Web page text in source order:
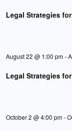
Legal Strategies for
August 22 @ 1:00 pm-
Legal Strategies for
October 2 @ 4:00 pm-